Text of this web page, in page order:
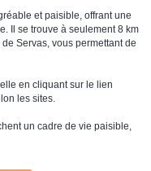
et paisible, offrant une
Il se trouve à seulement 8 km
Servas, vous permettant de
en cliquant sur le lien
les sites.
un cadre de vie paisible,